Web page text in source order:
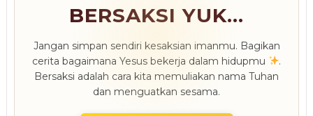
BERSAKSI YUK...
Jangan simpan sendiri kesaksian imanmu. Bagikan
cerita bagaimana Yesus bekerja dalam hidupmu
.
Bersaksi adalah cara kita memuliakan nama Tuhan
dan menguatkan sesama.